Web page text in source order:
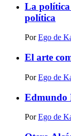
La política
política
Por Ego de
El arte
Por Ego de
Edmundo
Por Ego de